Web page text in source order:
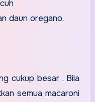
daun oregano.
cukup besar . Bila
semua macaroni